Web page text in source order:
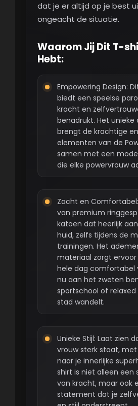
dat je er altijd op je best
ongeacht de situatie.
Waarom Jij Dit T-
Hebt:
Empowering Design:
biedt een speelse
kracht en
benadrukt. Het unieke
brengt de krachtige
elementen van de
samen met een
die elke powervrouw
Zacht en
van premium
katoen dat heerlijk
huid, zelfs tijdens de
trainingen. Het
materiaal zorgt
hele dag comfortabel
nu aan het zweten
sportschool of relaxed
stad wandelt.
Unieke Stijl: Laat zien
vrouw sterk staat,
naar je innerlijke
shirt is niet alleen
van kracht, maar ook
statement dat je